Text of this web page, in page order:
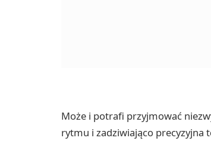
Może i potrafi przyjmować
rytmu i zadziwiająco precyzyjna